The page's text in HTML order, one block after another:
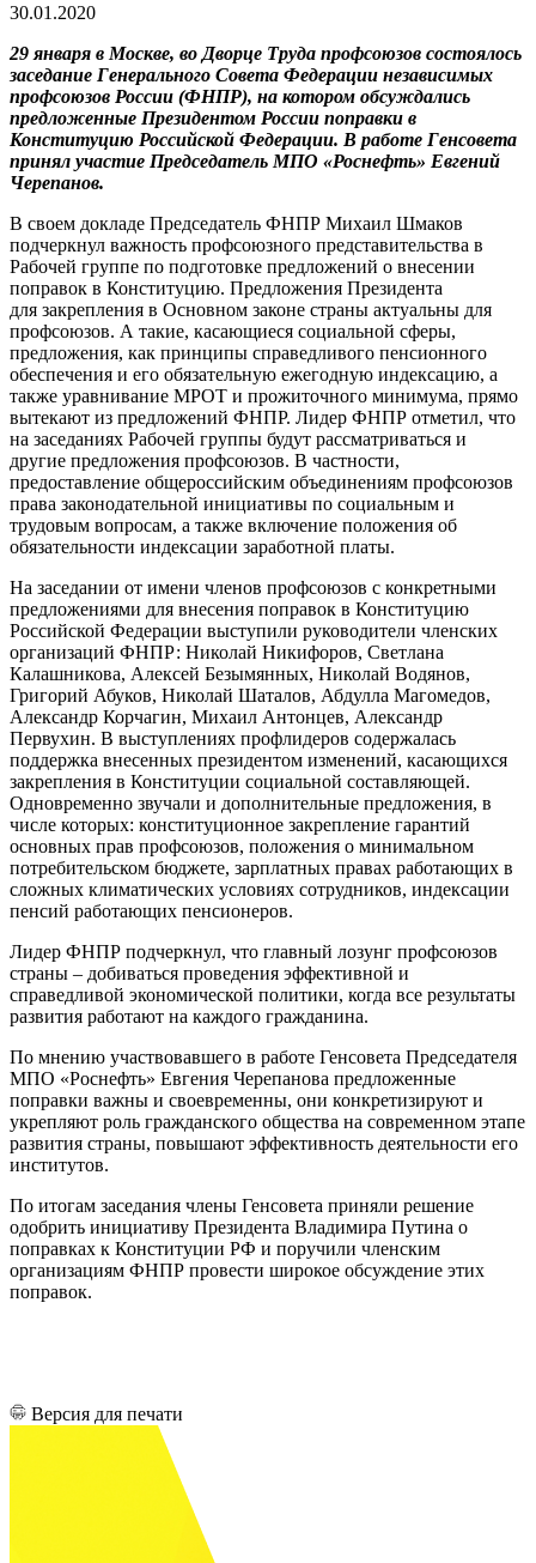
30.01.2020
29 января в Москве, во Дворце Труда профсоюзов состоялось
заседание Генерального Совета Федерации независимых
профсоюзов России (ФНПР), на котором обсуждались
предложенные Президентом России поправки в
Конституцию Российской Федерации. В работе Генсовета
принял участие Председатель МПО «Роснефть» Евгений
Черепанов.
В своем докладе Председатель ФНПР Михаил Шмаков
подчеркнул важность профсоюзного представительства в
Рабочей группе по подготовке предложений о внесении
поправок в Конституцию. Предложения Президента
для закрепления в Основном законе страны актуальны для
профсоюзов. А такие, касающиеся социальной сферы,
предложения, как принципы справедливого пенсионного
обеспечения и его обязательную ежегодную индексацию, а
также уравнивание МРОТ и прожиточного минимума, прямо
вытекают из предложений ФНПР. Лидер ФНПР отметил, что
на заседаниях Рабочей группы будут рассматриваться и
другие предложения профсоюзов. В частности,
предоставление общероссийским объединениям профсоюзов
права законодательной инициативы по социальным и
трудовым вопросам, а также включение положения об
обязательности индексации заработной платы.
На заседании от имени членов профсоюзов с конкретными
предложениями для внесения поправок в Конституцию
Российской Федерации выступили руководители членских
организаций ФНПР: Николай Никифоров, Светлана
Калашникова, Алексей Безымянных, Николай Водянов,
Григорий Абуков, Николай Шаталов, Абдулла Магомедов,
Александр Корчагин, Михаил Антонцев, Александр
Первухин. В выступлениях профлидеров содержалась
поддержка внесенных президентом изменений, касающихся
закрепления в Конституции социальной составляющей.
Одновременно звучали и дополнительные предложения, в
числе которых: конституционное закрепление гарантий
основных прав профсоюзов, положения о минимальном
потребительском бюджете, зарплатных правах работающих в
сложных климатических условиях сотрудников, индексации
пенсий работающих пенсионеров.
Лидер ФНПР подчеркнул, что главный лозунг профсоюзов
страны – добиваться проведения эффективной и
справедливой экономической политики, когда все результаты
развития работают на каждого гражданина.
По мнению участвовавшего в работе Генсовета Председателя
МПО «Роснефть» Евгения Черепанова предложенные
поправки важны и своевременны, они конкретизируют и
укрепляют роль гражданского общества на современном этапе
развития страны, повышают эффективность деятельности его
институтов.
По итогам заседания члены Генсовета приняли решение
одобрить инициативу Президента Владимира Путина о
поправках к Конституции РФ и поручили членским
организациям ФНПР провести широкое обсуждение этих
поправок.
Версия для печати